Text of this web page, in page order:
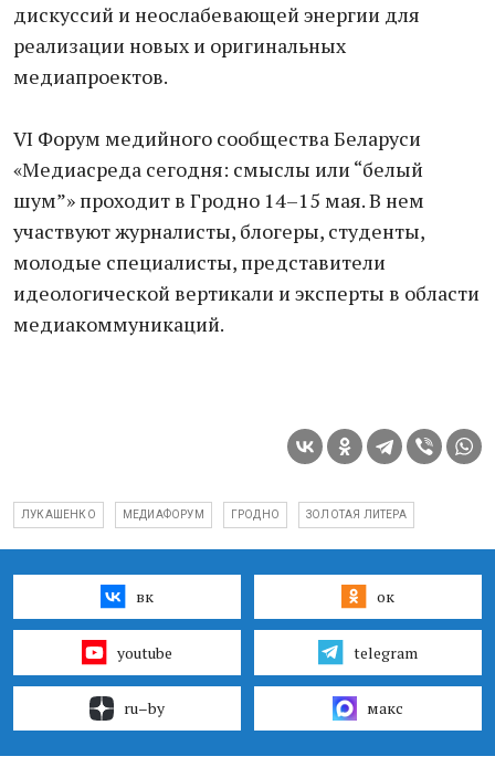
дискуссий и неослабевающей энергии для
реализации новых и оригинальных
медиапроектов.
VI Форум медийного сообщества Беларуси
«Медиасреда сегодня: смыслы или “белый
шум”» проходит в Гродно 14–15 мая. В нем
участвуют журналисты, блогеры, студенты,
молодые специалисты, представители
идеологической вертикали и эксперты в области
медиакоммуникаций.
ЛУКАШЕНКО МЕДИАФОРУМ ГРОДНО ЗОЛОТАЯ ЛИТЕРА
вк ок
youtube telegram
ru–by макс